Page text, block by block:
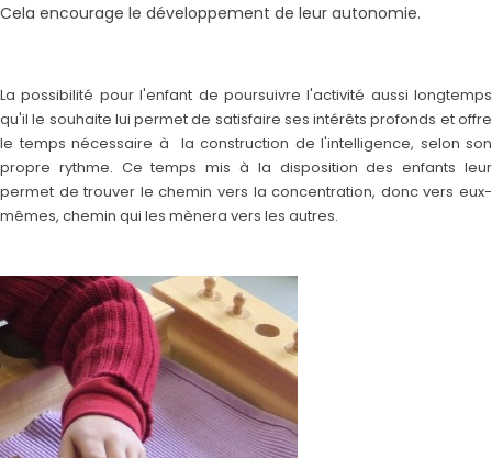
Cela encourage le développement de leur autonomie.
La possibilité pour l'enfant de poursuivre l'activité aussi longtemps
qu'il le souhaite lui permet de satisfaire ses intérêts profonds et offre
le temps nécessaire à la construction de l'intelligence, selon son
propre rythme. Ce temps mis à la disposition des enfants leur
permet de trouver le chemin vers la concentration, donc vers eux-
mêmes, chemin qui les mènera vers les autres.